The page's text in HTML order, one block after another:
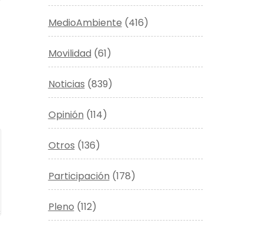
MedioAmbiente (416)
Movilidad (61)
Noticias (839)
Opinión (114)
Otros (136)
Participación (178)
Pleno (112)